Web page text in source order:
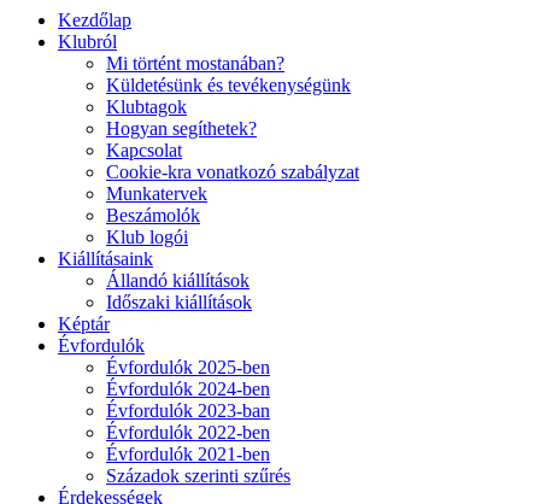
Kezdőlap
Klubról
Mi történt mostanában?
Küldetésünk és tevékenységünk
Klubtagok
Hogyan segíthetek?
Kapcsolat
Cookie-kra vonatkozó szabályzat
Munkatervek
Beszámolók
Klub logói
Kiállításaink
Állandó kiállítások
Időszaki kiállítások
Képtár
Évfordulók
Évfordulók 2025-ben
Évfordulók 2024-ben
Évfordulók 2023-ban
Évfordulók 2022-ben
Évfordulók 2021-ben
Századok szerinti szűrés
Érdekességek